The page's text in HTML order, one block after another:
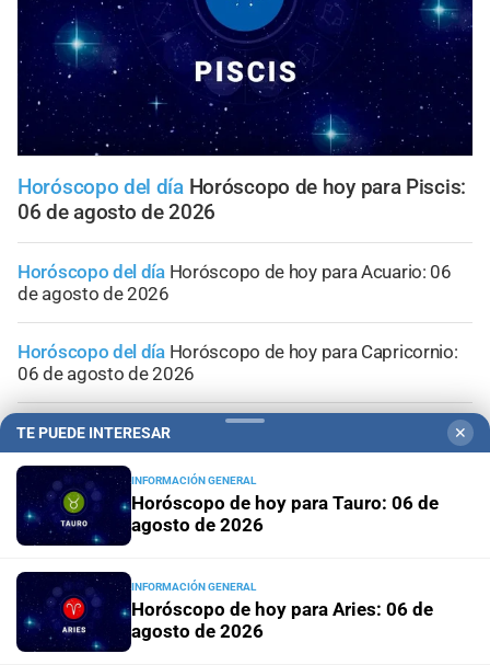
Horóscopo del día Horóscopo de hoy para Piscis:
06 de agosto de 2026
Horóscopo del día Horóscopo de hoy para Acuario: 06
de agosto de 2026
Horóscopo del día Horóscopo de hoy para Capricornio:
06 de agosto de 2026
Horóscopo del díaHoróscopo de hoy para Sagitario: 06
de agosto de 2026
Horóscopo del díaHoróscopo de hoy para Escorpio: 06
de agosto de 2026
TE PUEDE INTERESAR ✕
INFORMACIÓN GENERAL
Horóscopo de hoy para Tauro: 06 de
agosto de 2026
INFORMACIÓN GENERAL
Horóscopo de hoy para Aries: 06 de
agosto de 2026